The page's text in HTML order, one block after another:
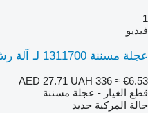
1
فيديو
عجلة مسننة 1311700 لـ آلة رش الأسمدة Amazone
AED 27.71 UAH 336 ≈ €6.53
قطع الغيار - عجلة مسننة
حالة المركبة جديد